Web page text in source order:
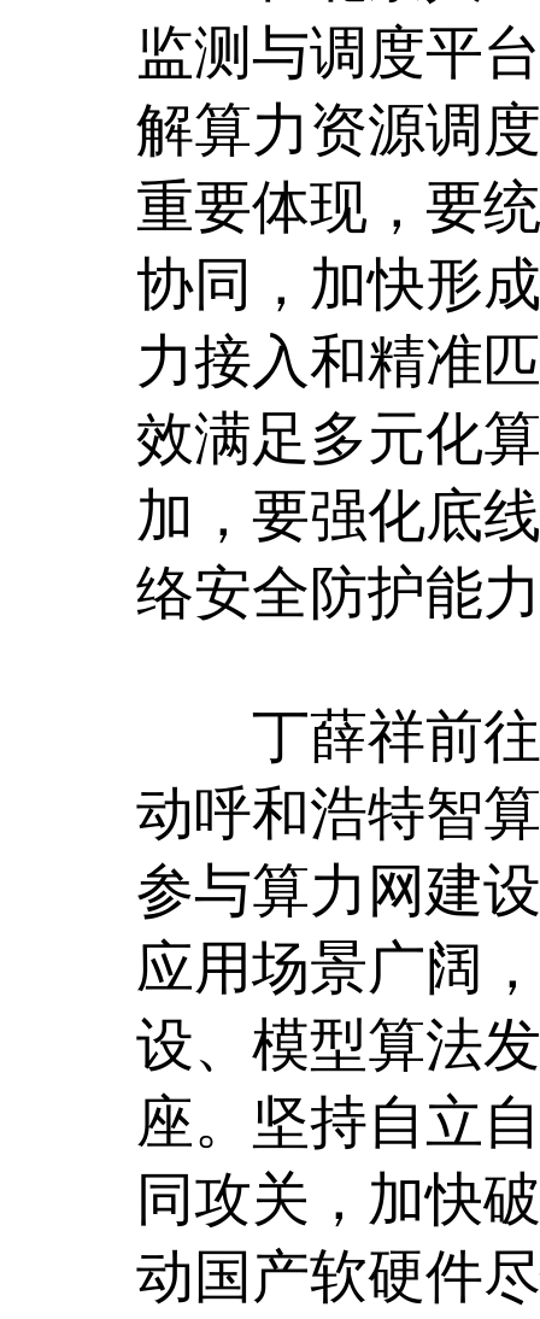
监测与调度平
解算力资源调
重要体现，要
协同，加快形
力接入和精准
效满足多元化
加，要强化底
络安全防护能
丁薛祥前往
动呼和浩特智
参与算力网建
应用场景广阔
设、模型算法
座。坚持自立
同攻关，加快
动国产软硬件